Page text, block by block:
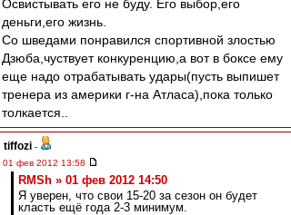
Освистывать его не буду. Его выбор,его
деньги,его жизнь.
Со шведами понравился спортивной злостью
Дзюба,чуствует конкуренцию,а вот в боксе ему
еще надо отрабатывать удары(пусть выпишет
тренера из америки г-на Атласа),пока только
толкается..
tiffozi -
01 фев 2012 13:58
RMSh » 01 фев 2012 14:50
Я уверен, что свои 15-20 за сезон он будет
класть ещё года 2-3 минимум.